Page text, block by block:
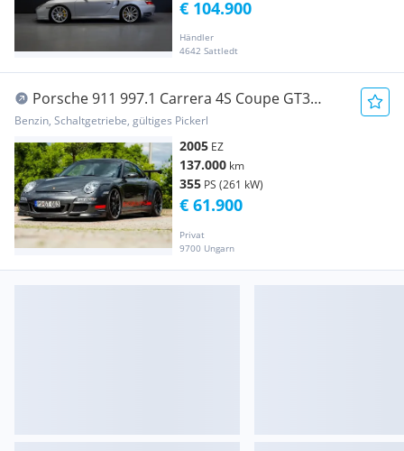
Händler
4642 Sattledt
€ 104.900
Porsche 911 997.1 Carrera 4S Coupe GT3
TECHNIC - TOPZUSTAND
Benzin, Schaltgetriebe, gültiges Pickerl
2005 EZ
137.000 km
355 PS (261 kW)
Privat
9700 Ungarn
€ 61.900